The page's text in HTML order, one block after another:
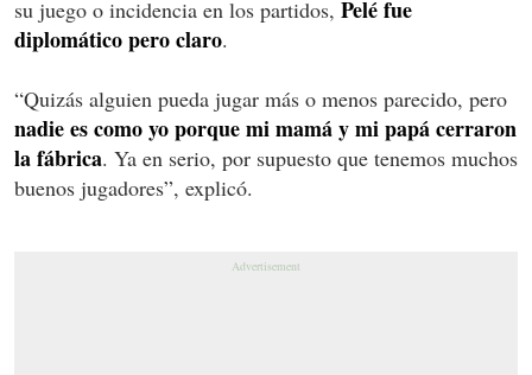
su juego o incidencia en los partidos, Pelé fue
diplomático pero claro.
“Quizás alguien pueda jugar más o menos parecido, pero
nadie es como yo porque mi mamá y mi papá cerraron
la fábrica. Ya en serio, por supuesto que tenemos muchos
buenos jugadores”, explicó.